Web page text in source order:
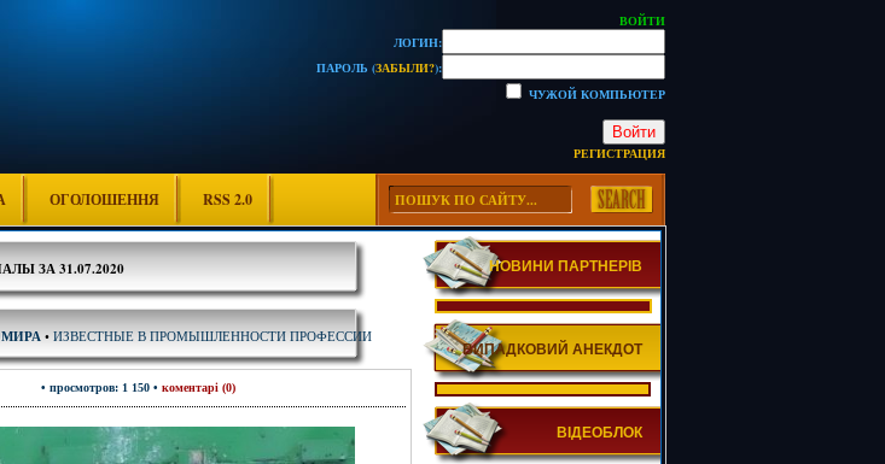
ВОЙТИ
ЛОГИН:
ПАРОЛЬ (ЗАБЫЛИ?):
ЧУЖОЙ КОМПЬЮТЕР
Войти
РЕГИСТРАЦИЯ
ОГОЛОШЕННЯ RSS 2.0
ЗА 31.07.2020
• ИЗВЕСТНЫЕ В ПРОМЫШЛЕННОСТИ ПРОФЕССИИ
• просмотров: 1 150 • коментарі (0)
НОВИНИ ПАРТНЕРІВ
ВИПАДКОВИЙ АНЕКДОТ
ВІДЕОБЛОК